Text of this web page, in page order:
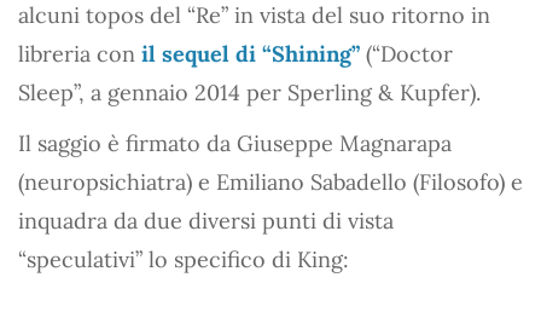
alcuni topos del “Re” in vista del suo ritorno in
libreria con il sequel di “Shining” (“Doctor
Sleep”, a gennaio 2014 per Sperling & Kupfer).
Il saggio è firmato da Giuseppe Magnarapa
(neuropsichiatra) e Emiliano Sabadello (Filosofo) e
inquadra da due diversi punti di vista
“speculativi” lo specifico di King: